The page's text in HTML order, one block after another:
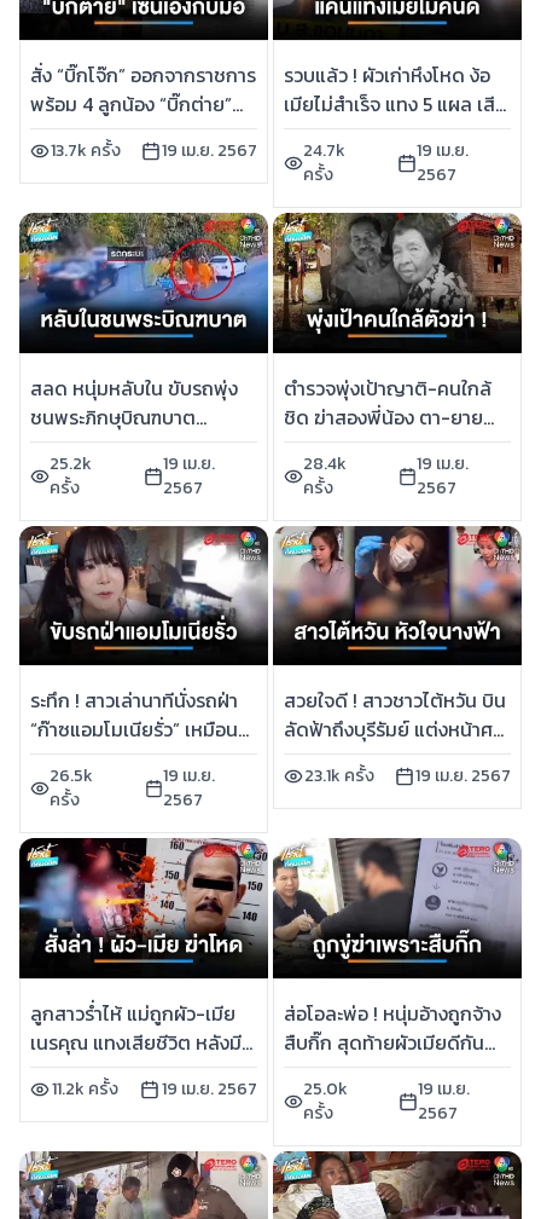
สั่ง “บิ๊กโจ๊ก” ออกจากราชการ
พร้อม 4 ลูกน้อง “บิ๊กต่าย”
ลั่น มีอำนาจเต็ม | เช้านี้ที่
หมอชิต
13.7k ครั้ง 19 เม.ย. 2567
รวบแล้ว ! ผัวเก่าหึงโหด ง้อ
เมียไม่สำเร็จ แทง 5 แผล เสีย
ชีวิต | เช้านี้ที่หมอชิต
24.7k
ครั้ง
19 เม.ย.
2567
สลด หนุ่มหลับใน ขับรถพุ่ง
ชนพระภิกษุบิณฑบาต
มรณภาพ | เช้านี้ที่หมอชิต
25.2k
ครั้ง
19 เม.ย.
2567
ตำรวจพุ่งเป้าญาติ-คนใกล้
ชิด ฆ่าสองพี่น้อง ตา-ยาย
หมกบ่อน้ำ | เช้านี้ที่หมอชิต
28.4k
ครั้ง
19 เม.ย.
2567
ระทึก ! สาวเล่านาทีนั่งรถฝ่า
“ก๊าซแอมโมเนียรั่ว” เหมือน
หนังสยองขวัญ | เช้านี้ที่
หมอชิต
26.5k
ครั้ง
19 เม.ย.
2567
สวยใจดี ! สาวชาวไต้หวัน บิน
ลัดฟ้าถึงบุรีรัมย์ แต่งหน้าศพ
ให้ฟรี | เช้านี้ที่หมอชิต
23.1k ครั้ง 19 เม.ย. 2567
ลูกสาวร่ำไห้ แม่ถูกผัว-เมีย
เนรคุณ แทงเสียชีวิต หลังมี
ปากเสียงกัน | เช้านี้ที่หมอชิต
11.2k ครั้ง 19 เม.ย. 2567
ส่อโอละพ่อ ! หนุ่มอ้างถูกจ้าง
สืบกิ๊ก สุดท้ายผัวเมียดีกัน
ถูกทำร้าย-ขู่ฆ่า | เช้านี้ที่
หมอชิต
25.0k
ครั้ง
19 เม.ย.
2567